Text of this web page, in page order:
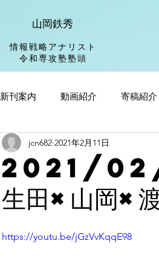
山岡鉄秀
情報戦略アナリスト
​令和専攻塾塾頭
新刊案内 動画紹介 寄稿紹介
2021/02/
生田×山岡×
jcn682 2021年2月11日
https://youtu.be/jGzVvKqqE98